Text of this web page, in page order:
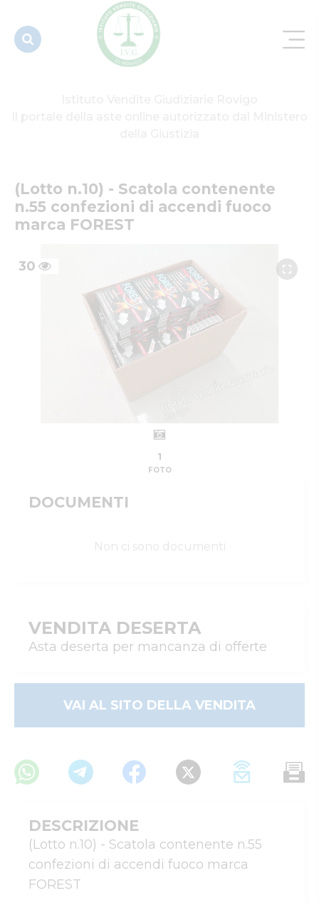
fuoco marca
FOREST
(Lotto n.10) - Scatola contenente
n.55 confezioni di accendi fuoco
marca FOREST
30
1
FOTO
DOCUMENTI
Non ci sono documenti
VENDITA DESERTA
Asta deserta per mancanza di offerte
VAI AL SITO DELLA VENDITA
DESCRIZIONE
(Lotto n.10) - Scatola contenente n.55
confezioni di accendi fuoco marca
FOREST